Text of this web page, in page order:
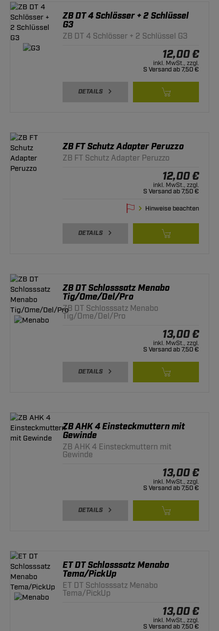
ZB DT 4 Schlösser + 2 Schlüssel
G3
ZB DT 4 Schlösser + 2 Schlüssel G3
12,00 €
inkl. MwSt., zzgl.
S Versand ab 7,50 €
DETAILS
ZB FT Schutz Adapter Peruzzo
ZB FT Schutz Adapter Peruzzo
12,00 €
inkl. MwSt., zzgl.
S Versand ab 7,50 €
Hinweise beachten
DETAILS
ZB DT Schlosssatz Menabo
Tig/Ome/Del/Pro
ZB DT Schlosssatz Menabo
Tig/Ome/Del/Pro
13,00 €
inkl. MwSt., zzgl.
S Versand ab 7,50 €
DETAILS
ZB AHK 4 Einsteckmuttern mit
Gewinde
ZB AHK 4 Einsteckmuttern mit
Gewinde
13,00 €
inkl. MwSt., zzgl.
S Versand ab 7,50 €
DETAILS
ET DT Schlosssatz Menabo
Tema/PickUp
ET DT Schlosssatz Menabo
Tema/PickUp
13,00 €
inkl. MwSt., zzgl.
S Versand ab 7,50 €